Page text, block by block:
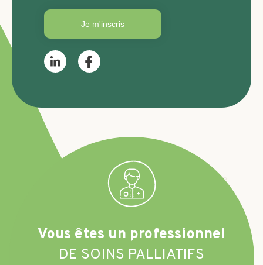
Je m'inscris
Vous êtes un professionnel
DE SOINS PALLIATIFS